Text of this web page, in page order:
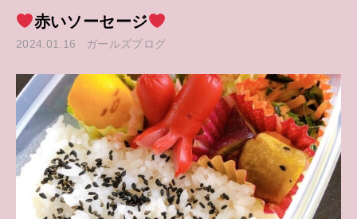
赤いソーセージ
2024.01.16 ガールズブログ